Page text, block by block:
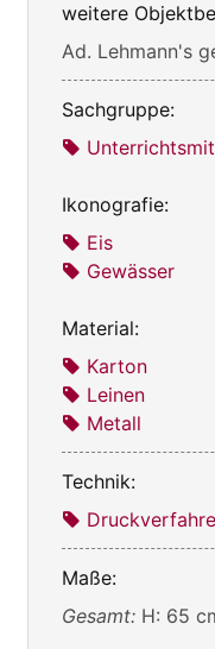
weitere
Ad. Lehmann's
Sachgruppe:
Ikonografie:
Eis
Gewässer
Material:
Karton
Leinen
Metall
Technik:
Maße:
Gesamt: H: 65